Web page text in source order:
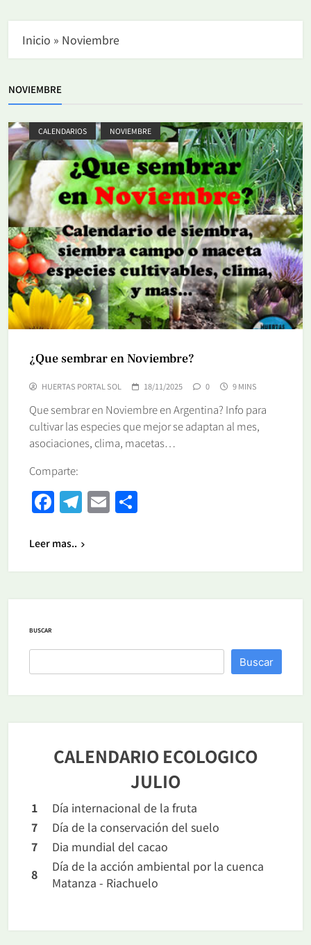
Inicio » Noviembre
NOVIEMBRE
CALENDARIOS NOVIEMBRE
¿Que sembrar en Noviembre?
HUERTAS PORTAL SOL 18/11/2025 0 9 MINS
Que sembrar en Noviembre en Argentina? Info para
cultivar las especies que mejor se adaptan al mes,
asociaciones, clima, macetas…
Comparte:
Facebook
Telegram
Email
Leer mas..
BUSCAR
Buscar
CALENDARIO ECOLOGICO
JULIO
1
Día internacional de la fruta
7
Día de la conservación del suelo
7
Dia mundial del cacao
8
Día de la acción ambiental por la cuenca
Matanza - Riachuelo